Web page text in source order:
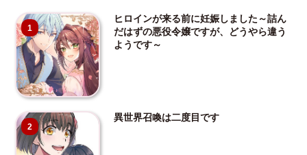
1
ヒロインが来る前に妊娠しました～詰ん
だはずの悪役令嬢ですが、どうやら違う
ようです～
2
異世界召喚は二度目です